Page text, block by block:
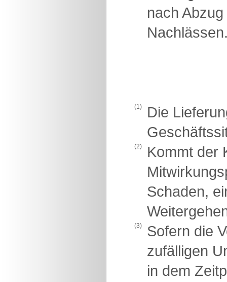
nach
(1)
Die
(2)
Kommt der
Schaden,
(3)
Sofern die
zufälligen
in dem